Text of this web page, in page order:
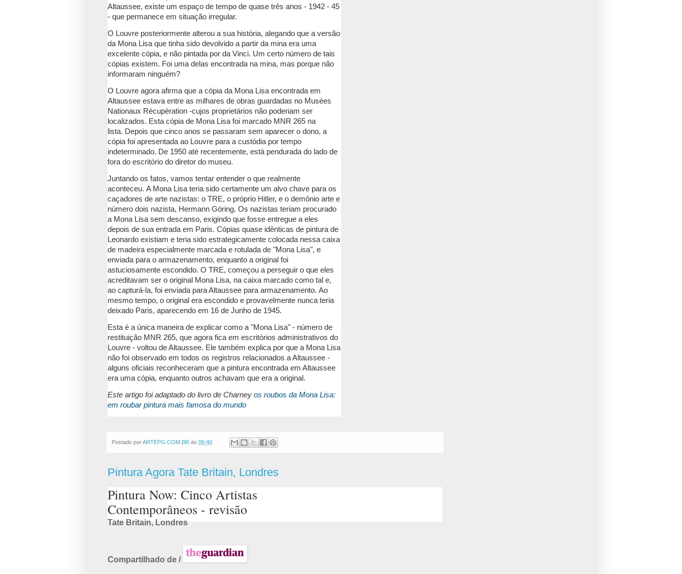
Altaussee, existe um espaço de tempo de quase três anos - 1942 - 45
- que permanece em situação irregular.
O Louvre posteriormente alterou a sua história, alegando que a versão
da Mona Lisa que tinha sido devolvido a partir da mina era uma
excelente cópia, e não pintada por da Vinci. Um certo número de tais
cópias existem. Foi uma delas encontrada na mina, mas porque não
informaram ninguém?
O Louvre agora afirma que a cópia da Mona Lisa encontrada em
Altaussee estava entre as milhares de obras guardadas no Musées
Nationaux Récupération -cujos proprietários não poderiam ser
localizados. Esta cópia de Mona Lisa foi marcado MNR 265 na
lista. Depois que cinco anos se passaram sem aparecer o dono, a
cópia foi apresentada ao Louvre para a custódia por tempo
indeterminado. De 1950 até recentemente, está pendurada do lado de
fora do escritório do diretor do museu.
Juntando os fatos, vamos tentar entender o que realmente
aconteceu. A Mona Lisa teria sido certamente um alvo chave para os
caçadores de arte nazistas: o TRE, o próprio Hitler, e o demônio arte e
número dois nazista, Hermann Göring. Os nazistas teriam procurado
a Mona Lisa sem descanso, exigindo que fosse entregue a eles
depois de sua entrada em Paris. Cópias quase idênticas de pintura de
Leonardo existiam e teria sido estrategicamente colocada nessa caixa
de madeira especialmente marcada e rotulada de "Mona Lisa", e
enviada para o armazenamento, enquanto a original foi
astuciosamente escondido. O TRE, começou a perseguir o que eles
acreditavam ser o original Mona Lisa, na caixa marcado como tal e,
ao capturá-la, foi enviada para Altaussee para armazenamento. Ao
mesmo tempo, o original era escondido e provavelmente nunca teria
deixado Paris, aparecendo em 16 de Junho de 1945.
Esta é a única maneira de explicar como a "Mona Lisa" - número de
restituição MNR 265, que agora fica em escritórios administrativos do
Louvre - voltou de Altaussee. Ele também explica por que a Mona Lisa
não foi observado em todos os registros relacionados a Altaussee -
alguns oficiais reconheceram que a pintura encontrada em Altaussee
era uma cópia, enquanto outros achavam que era a original.
Este artigo foi adaptado do livro de Charney os roubos da Mona Lisa:
em roubar pintura mais famosa do mundo
Postado porARTEPG.COM.BR às 06:40
Pintura Agora Tate Britain, Londres
Pintura Now: Cinco Artistas
Contemporâneos - revisão
Tate Britain, Londres
Compartilhado de /